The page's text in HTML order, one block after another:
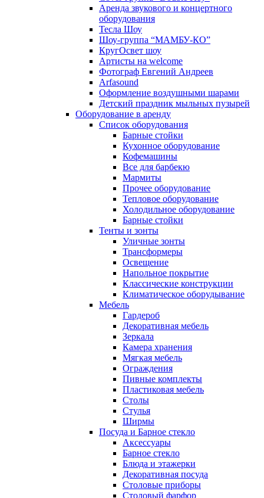
Аренда звукового и концертного
оборудования
Тесла Шоу
Шоу-группа “МАМБУ-КО”
КругОсвет шоу
Артисты на welcome
Фотограф Евгений Андреев
Arfasound
Оформление воздушными шарами
Детский праздник мыльных пузырей
Оборудование в аренду
Список оборудования
Барные стойки
Кухонное оборудование
Кофемашины
Все для барбекю
Мармиты
Прочее оборудование
Тепловое оборудование
Холодильное оборудование
Барные стойки
Тенты и зонты
Уличные зонты
Трансформеры
Освещение
Напольное покрытие
Классические конструкции
Климатическое оборудывание
Мебель
Гардероб
Декоративная мебель
Зеркала
Камера хранения
Мягкая мебель
Ограждения
Пивные комплекты
Пластиковая мебель
Столы
Стулья
Ширмы
Посуда и Барное стекло
Аксессуары
Барное стекло
Блюда и этажерки
Декоративная посуда
Столовые приборы
Столовый фарфор